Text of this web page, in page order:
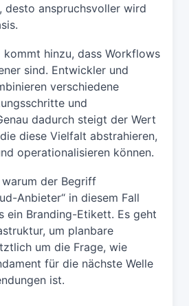
desto anspruchsvoller wird
kommt hinzu, dass Workflows
sind. Entwickler und
verschiedene
und
dadurch steigt der Wert
diese Vielfalt abstrahieren,
operationalisieren können.
der Begriff
Anbieter“ in diesem Fall
ein Branding-Etikett. Es geht
um planbare
um die Frage, wie
für die nächste Welle
ist.